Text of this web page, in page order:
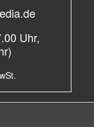
Uhr,